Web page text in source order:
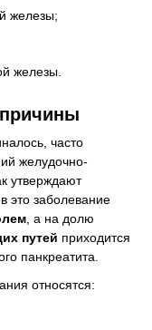
железы;
железы.
часто
желудочно-
утверждают
это заболевание
, а на долю
путей приходится
панкреатита.
относятся: